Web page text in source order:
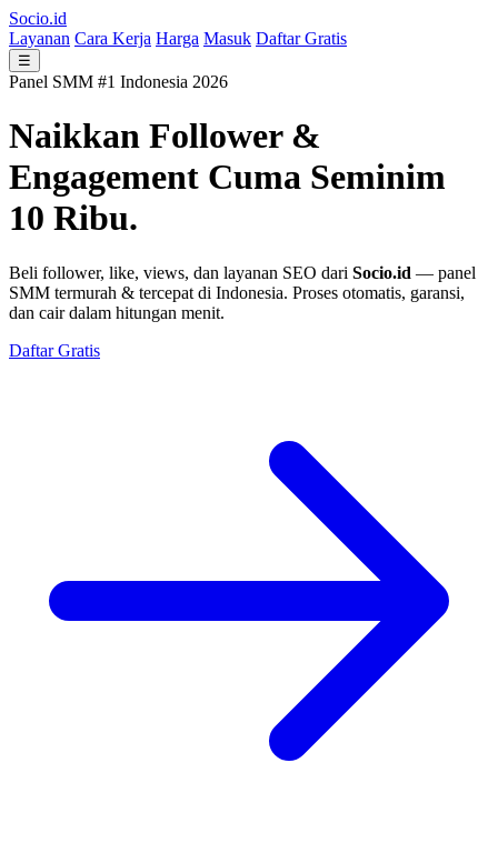
Socio.id
Layanan Cara Kerja Harga Masuk Daftar Gratis
☰
Panel SMM #1 Indonesia 2026
Naikkan Follower &
Engagement Cuma Seminim
10 Ribu.
Beli follower, like, views, dan layanan SEO dari Socio.id — panel
SMM termurah & tercepat di Indonesia. Proses otomatis, garansi,
dan cair dalam hitungan menit.
Daftar Gratis